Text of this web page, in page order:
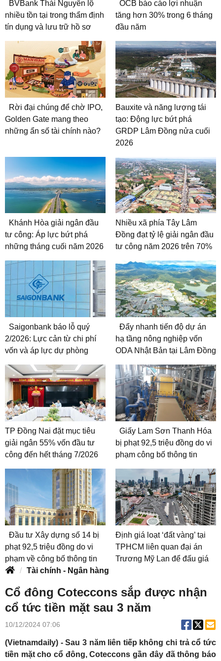
BVBank Thái Nguyên lộ
nhiều tồn tại trong thẩm định
tín dụng và lưu trữ hồ sơ
OCB báo cáo lợi nhuận
tăng hơn 30% trong 6 tháng
đầu năm
Rời đại chúng để chờ IPO,
Golden Gate mang theo
những ẩn số tài chính nào?
Bauxite và năng lượng tái
tạo: Động lực bứt phá
GRDP Lâm Đồng nửa cuối
2026
Khánh Hòa giải ngân đầu
tư công: Áp lực bứt phá
những tháng cuối năm 2026
Nhiều xã phía Tây Lâm
Đồng đạt tỷ lệ giải ngân đầu
tư công năm 2026 trên 70%
Saigonbank báo lỗ quý
2/2026: Lực cản từ chi phí
vốn và áp lực dự phòng
Đẩy nhanh tiến độ dự án
hạ tầng nông nghiệp vốn
ODA Nhật Bản tại Lâm Đồng
TP Đồng Nai đặt mục tiêu
giải ngân 55% vốn đầu tư
công đến hết tháng 7/2026
Giấy Lam Sơn Thanh Hóa
bị phạt 92,5 triệu đồng do vi
phạm công bố thông tin
Đầu tư Xây dựng số 14 bị
phạt 92,5 triệu đồng do vi
phạm về công bố thông tin
Định giá loạt ‘đất vàng’ tại
TPHCM liên quan đại án
Trương Mỹ Lan để đấu giá
Tài chính - Ngân hàng
Cổ đông Coteccons sắp được nhận
cổ tức tiền mặt sau 3 năm
10/12/2024 07:06
(Vietnamdaily) - Sau 3 năm liên tiếp không chi trả cổ tức
tiền mặt cho cổ đông, Coteccons gần đây đã thông báo